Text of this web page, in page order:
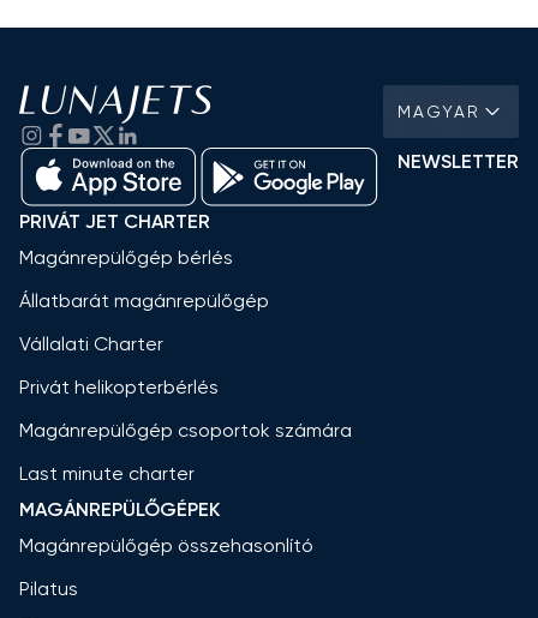
MAGYAR
NEWSLETTER
PRIVÁT JET CHARTER
Magánrepülőgép bérlés
Állatbarát magánrepülőgép
Vállalati Charter
Privát helikopterbérlés
Magánrepülőgép csoportok számára
Last minute charter
MAGÁNREPÜLŐGÉPEK
Magánrepülőgép összehasonlító
Pilatus